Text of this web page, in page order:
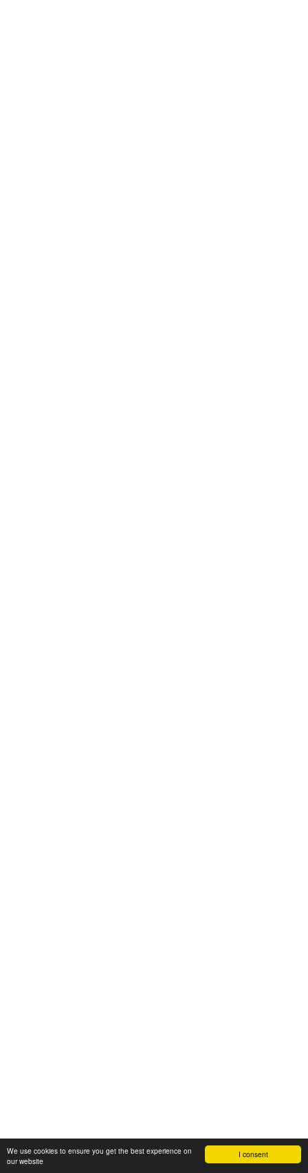
I consent
We use cookies to ensure you get the best experience on
our website